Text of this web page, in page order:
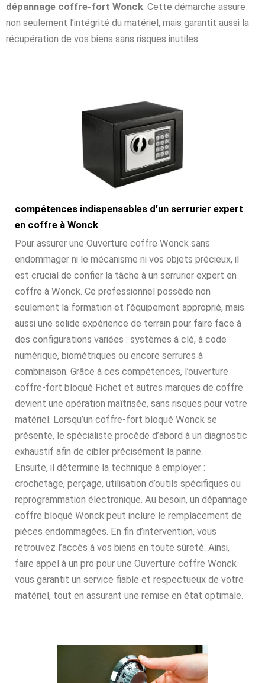
dépannage coffre-fort Wonck. Cette démarche assure
non seulement l’intégrité du matériel, mais garantit aussi la
récupération de vos biens sans risques inutiles.
compétences indispensables d’un serrurier expert
en coffre à Wonck
Pour assurer une Ouverture coffre Wonck sans
endommager ni le mécanisme ni vos objets précieux, il
est crucial de confier la tâche à un serrurier expert en
coffre à Wonck. Ce professionnel possède non
seulement la formation et l’équipement approprié, mais
aussi une solide expérience de terrain pour faire face à
des configurations variées : systèmes à clé, à code
numérique, biométriques ou encore serrures à
combinaison. Grâce à ces compétences, l’ouverture
coffre-fort bloqué Fichet et autres marques de coffre
devient une opération maîtrisée, sans risques pour votre
matériel. Lorsqu’un coffre-fort bloqué Wonck se
présente, le spécialiste procède d’abord à un diagnostic
exhaustif afin de cibler précisément la panne.
Ensuite, il détermine la technique à employer :
crochetage, perçage, utilisation d’outils spécifiques ou
reprogrammation électronique. Au besoin, un dépannage
coffre bloqué Wonck peut inclure le remplacement de
pièces endommagées. En fin d’intervention, vous
retrouvez l’accès à vos biens en toute sûreté. Ainsi,
faire appel à un pro pour une Ouverture coffre Wonck
vous garantit un service fiable et respectueux de votre
matériel, tout en assurant une remise en état optimale.